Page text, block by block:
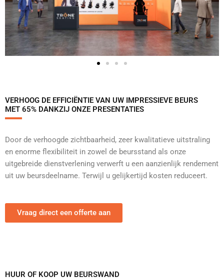
VERHOOG DE EFFICIËNTIE VAN UW IMPRESSIEVE BEURS
MET 65% DANKZIJ ONZE PRESENTATIES
Door de verhoogde zichtbaarheid, zeer kwalitatieve uitstraling
en enorme flexibiliteit in zowel de beursstand als onze
uitgebreide dienstverlening verwerft u een aanzienlijk rendement
uit uw beursdeelname. Terwijl u gelijkertijd kosten reduceert.
Vraag direct een offerte aan
HUUR OF KOOP UW BEURSWAND